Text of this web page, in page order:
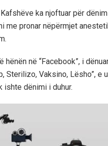
ka njoftuar për
me pronar nëpërmjet
hënën në “Facebook”, i
Sterilizo, Vaksino, Lësho”, e
ishte dënimi i duhur.